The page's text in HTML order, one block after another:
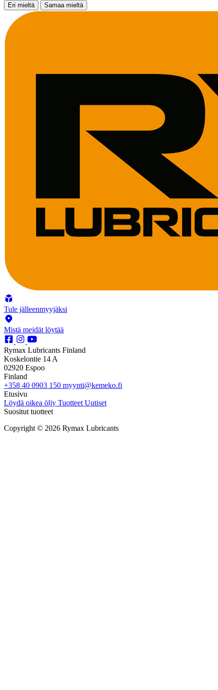
Eri mieltä Samaa mieltä
Tule jälleenmyyjäksi
Mistä meidät löytää
Rymax Lubricants Finland
Koskelontie 14 A
02920 Espoo
Finland
+358 40 0903 150 myynti@kemeko.fi
Etusivu
Löydä oikea öljy Tuotteet Uutiset
Suositut tuotteet
Copyright © 2026 Rymax Lubricants